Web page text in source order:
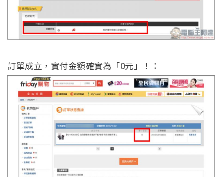
訂單成立，實付金額確實為「0元」！：